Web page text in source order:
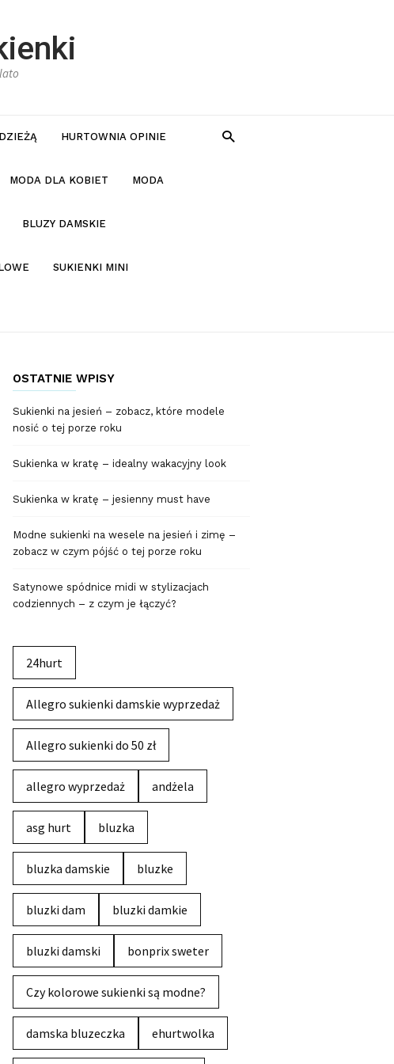
HURTOWNIA OPINIE
MODA DLA KOBIET MODA
BLUZY DAMSKIE
SUKIENKI MINI
OSTATNIE WPISY
Sukienki na jesień – zobacz, które modele
nosić o tej porze roku
Sukienka w kratę – idealny wakacyjny look
Sukienka w kratę – jesienny must have
Modne sukienki na wesele na jesień i zimę –
zobacz w czym pójść o tej porze roku
Satynowe spódnice midi w stylizacjach
codziennych – z czym je łączyć?
24hurt
Allegro sukienki damskie wyprzedaż
Allegro sukienki do 50 zł
allegro wyprzedaż andżela
asg hurt bluzka
bluzka damskie bluzke
bluzki dam bluzki damkie
bluzki damski bonprix sweter
Czy kolorowe sukienki są modne?
damska bluzeczka ehurtwolka